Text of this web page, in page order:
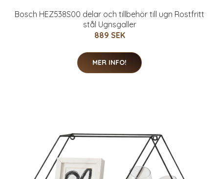
Bosch HEZ538S00 delar och tillbehör till ugn Rostfritt
stål Ugnsgaller
889 SEK
MER INFO!